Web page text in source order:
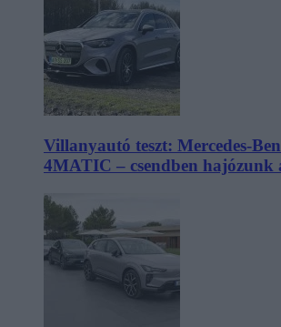
Villanyautó teszt: Mercedes-
4MATIC – csendben hajózunk